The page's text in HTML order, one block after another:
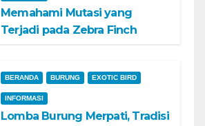
Memahami Mutasi yang
Terjadi pada Zebra Finch
BERANDA BURUNG EXOTIC BIRD
INFORMASI
Lomba Burung Merpati, Tradisi